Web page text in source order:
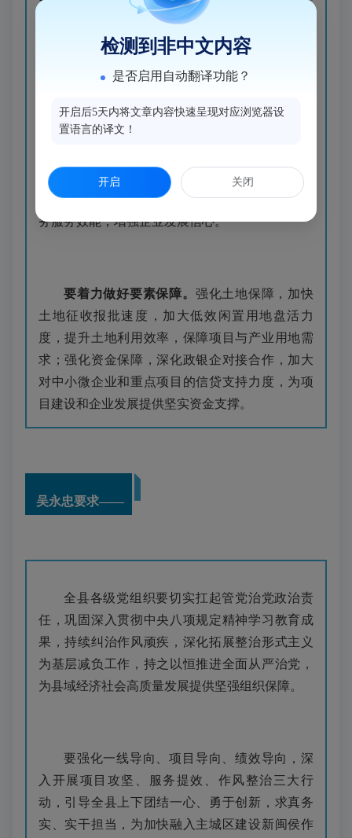
展，推动科技创新和产业创新深度融合，培育发
展新质生产力，构建以先进制造业为骨干的现代
要着力优化营商环境。
项“一窗受理”“一网通办”“免申即享”，高效解决企
业发展中的难点、痛点、堵点问题，切实提升政
务服务效能，增强企业发展信心。
要着力做好要素保障。 强化土地保障，加快
土地征收报批速度，加大低效闲置用地盘活力
度，提升土地利用效率，保障项目与产业用地需
求；强化资金保障，深化政银企对接合作，加大
对中小微企业和重点项目的信贷支持力度，为项
目建设和企业发展提供坚实资金支撑。
吴永忠要求——
全县各级党组织要切实扛起管党治党政治责
任，巩固深入贯彻中央八项规定精神学习教育成
果，持续纠治作风顽疾，深化拓展整治形式主义
为基层减负工作，持之以恒推进全面从严治党，
为县域经济社会高质量发展提供坚强组织保障。
要强化一线导向、项目导向、绩效导向，深
入开展项目攻坚、服务提效、作风整治三大行
动，引导全县上下团结一心、勇于创新，求真务
实、实干担当，为加快融入主城区建设新闽侯作
检测到非中文内容
是否启用自动翻译功能？
开启后5天内将文章内容快速呈现对应浏览器设
置语言的译文！
开启 关闭